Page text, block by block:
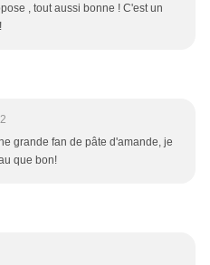
, tout aussi bonne ! C'est un
grande fan de pâte d'amande, je
que bon!